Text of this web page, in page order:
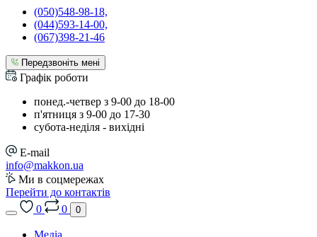
(050)548-98-18,
(044)593-14-00,
(067)398-21-46
Передзвоніть мені
Графік роботи
понед.-четвер з 9-00 до 18-00
п'ятниця з 9-00 до 17-30
cубота-неділя - вихідні
E-mail
info@makkon.ua
Ми в соцмережах
Перейти до контактів
0
0 0
Медіа